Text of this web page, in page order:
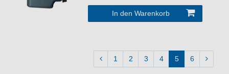
In den Warenkorb
1 2 3 4 5 6